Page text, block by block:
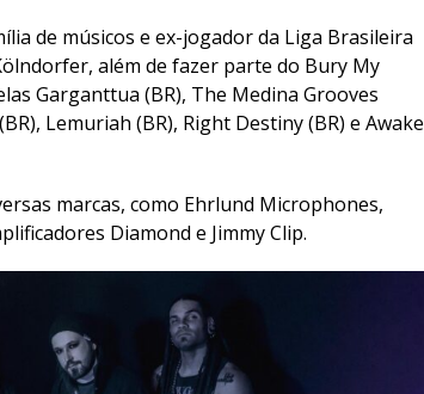
de músicos e ex-jogador da Liga Brasileira
além de fazer parte do Bury My
Garganttua (BR), The Medina Grooves
Lemuriah (BR), Right Destiny (BR) e Awake
marcas, como Ehrlund Microphones,
Diamond e Jimmy Clip.